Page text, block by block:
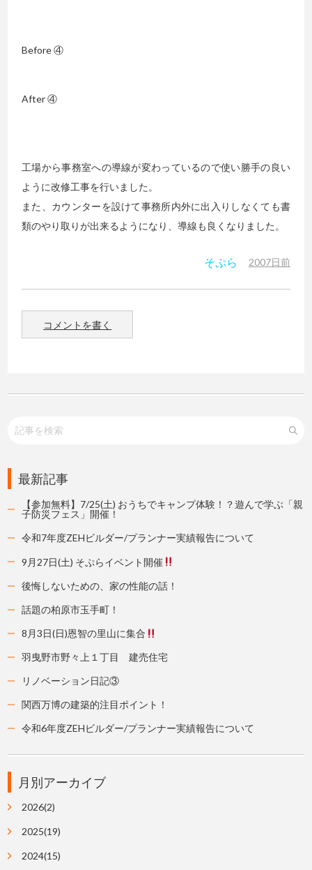
Before ④
After ④
工場から事務室への導線が変わっているので使い勝手の良い
ように改修工事を行いました。
また、カウンターを設けて事務所内外に出入りしなくても書
類のやり取りが出来るようになり、導線も良くなりました。
そぷら 2007日前
コメントを書く
最新記事
【参加無料】7/25(土) おうちでキャンプ体験！？遊んで学ぶ「親
子防災フェス」開催！
令和7年度ZEHビルダー/プランナー実績報告について
9月27日(土) そぷらイベント開催
後悔しないための、家の性能の話！
話題の柏原市玉手町！
8月3日(日)恩智の里山に集合
羽曳野市野々上１丁目 建売住宅
リノベーション日記③
関西万博の建築的注目ポイント！
令和6年度ZEHビルダー/プランナー実績報告について
月別アーカイブ
2026(2)
2025(19)
2024(15)